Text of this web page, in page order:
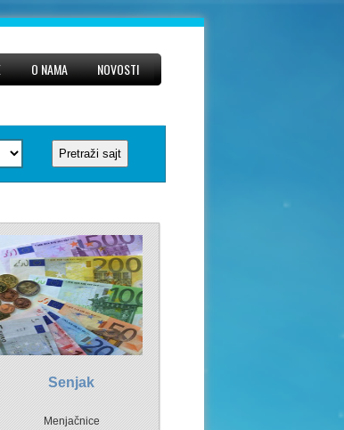
O NAMA NOVOSTI
Senjak
Menjačnice